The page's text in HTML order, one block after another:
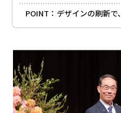
POINT： デザインの刷新